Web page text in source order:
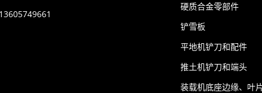
硬质合金零部件
铲雪板
平地机铲刀和配件
推土机铲刀和端头
装载机底座边缘、叶